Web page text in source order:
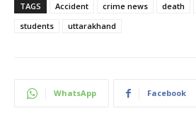
TAGS Accident crime news death
students
uttarakhand
WhatsApp Facebook